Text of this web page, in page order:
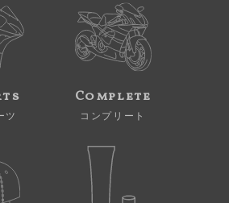
ツ
Complete
コンプリート